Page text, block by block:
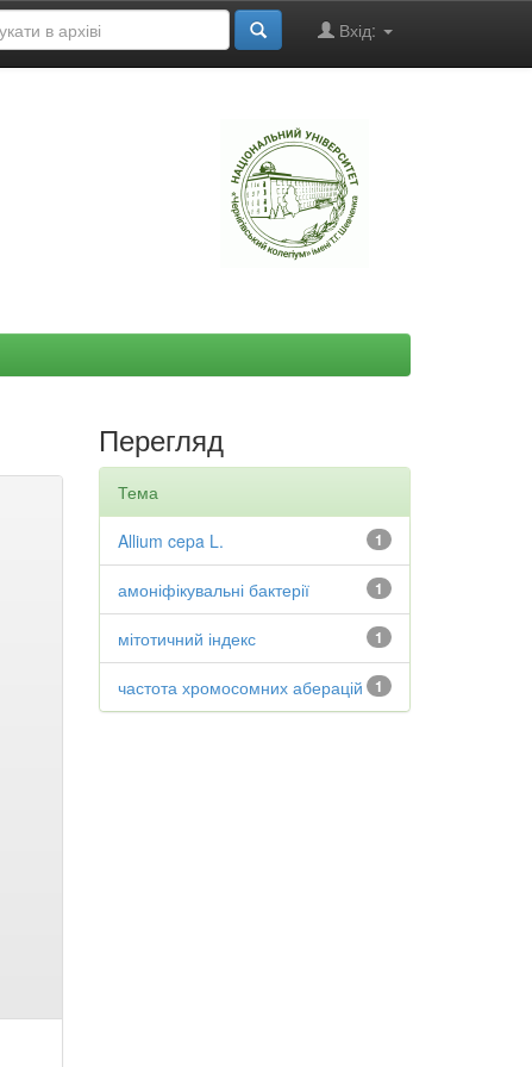
Вхід:
Перегляд
Тема
1
Allium cepa L.
1
амоніфікувальні бактерії
1
мітотичний індекс
1
частота хромосомних аберацій